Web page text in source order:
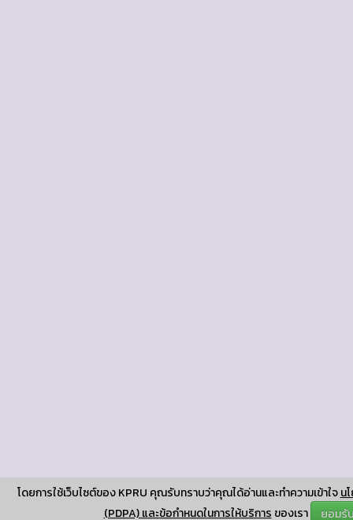
โดยการใช้เว็บไซต์ของ KPRU คุณรับทราบว่าคุณได้อ่านและทำความเข้าใจน
(PDPA) และข้อกำหนดในการให้บริการของเรา ยอมรั